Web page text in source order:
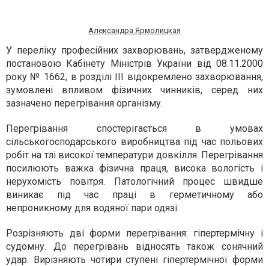
Александра Ярмолицкая
У переліку професійних захворювань, затвердженому
постановою Кабінету Міністрів України від 08.11.2000
року № 1662, в розділі ІІІ відокремлено захворювання,
зумовлені впливом фізичних чинників, серед них
зазначено перегрівання організму.
Перегрівання спостерігається в умовах
сільськогосподарського виробництва під час польових
робіт на тлі високої температури довкілля. Перегрівання
посилюють важка фізична праця, висока вологість і
нерухомість повітря. Патологічний процес швидше
виникає під час праці в герметичному або
непроникному для водяної пари одязі.
Розрізняють дві форми перегрівання: гіпертермічну і
судомну. До перегрівань відносять також сонячний
удар. Вирізняють чотири ступені гіпертермічної форми